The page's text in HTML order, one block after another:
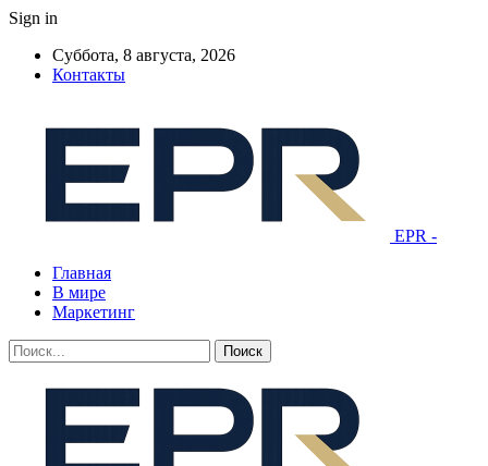
Sign in
Суббота, 8 августа, 2026
Контакты
EPR -
Главная
В мире
Маркетинг